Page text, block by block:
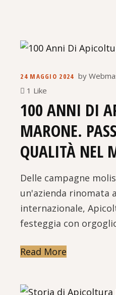
24 MAGGIO 2024 by
1 Like
100 ANNI DI
MARONE.
QUALITÀ NEL
Delle campagne
un'azienda rinomata
internazionale,
festeggia con
Read More